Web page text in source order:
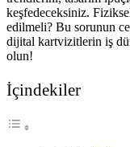
keşfedeceksiniz.
edilmeli? Bu sorunun
dijital kartvizitlerin iş
olun!
İçindekiler